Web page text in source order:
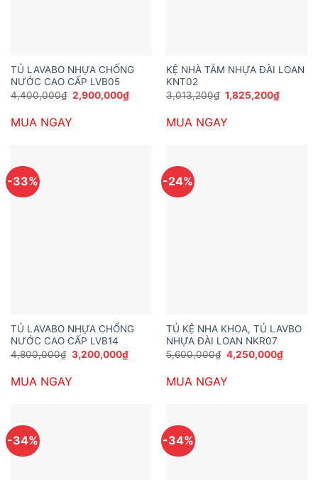
TỦ LAVABO NHỰA CHỐNG
NƯỚC CAO CẤP LVB05
4,400,000₫ Giá
gốc
4,400,000₫.
2,900,000₫Giá
hiện
2,900,000₫.
MUA NGAY
KỆ NHÀ TẮM NHỰA ĐÀI LOAN
KNT02
3,013,200₫ Giá
gốc
3,013,200₫.
1,825,200₫Giá
hiện
MUA NGAY
-33%
TỦ LAVABO NHỰA CHỐNG
NƯỚC CAO CẤP LVB14
4,800,000₫ Giá
gốc
4,800,000₫.
3,200,000₫Giá
hiện
MUA NGAY
-24%
TỦ KỆ NHA KHOA, TỦ LAVBO
NHỰA ĐÀI LOAN NKR07
5,600,000₫ Giá
gốc
5,600,000₫.
4,250,000₫Giá
hiện
MUA NGAY
-34% -34%